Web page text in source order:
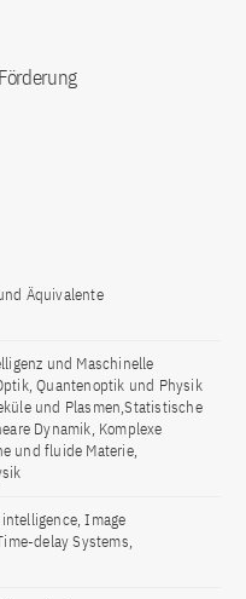
Äquivalente
und Maschinelle
Quantenoptik und Physik
und Plasmen,Statistische
Dynamik, Komplexe
und fluide Materie,
Image
delay Systems,